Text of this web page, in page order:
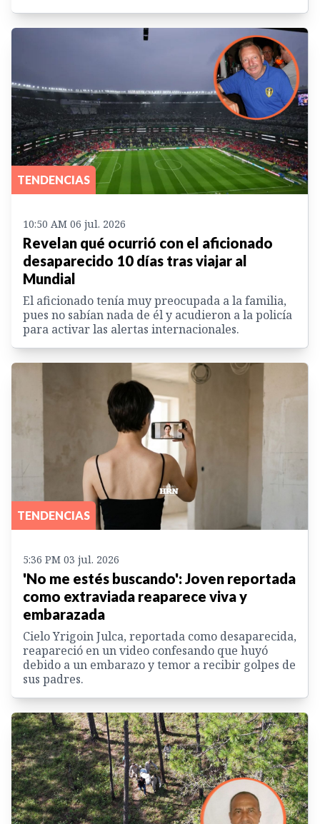
TENDENCIAS
10:50 AM 06 jul. 2026
Revelan qué ocurrió con el aficionado
desaparecido 10 días tras viajar al
Mundial
El aficionado tenía muy preocupada a la familia,
pues no sabían nada de él y acudieron a la policía
para activar las alertas internacionales.
TENDENCIAS
5:36 PM 03 jul. 2026
'No me estés buscando': Joven reportada
como extraviada reaparece viva y
embarazada
Cielo Yrigoin Julca, reportada como desaparecida,
reapareció en un video confesando que huyó
debido a un embarazo y temor a recibir golpes de
sus padres.